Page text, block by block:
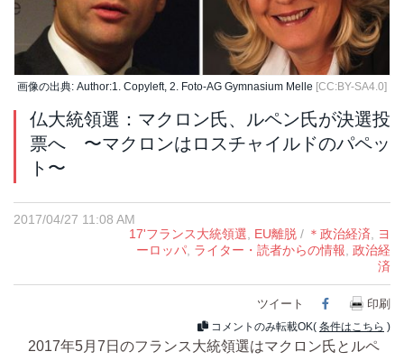
画像の出典: Author:1. Copyleft, 2. Foto-AG Gymnasium Melle [CC:BY-SA4.0]
仏大統領選：マクロン氏、ルペン氏が決選投
票へ 〜マクロンはロスチャイルドのパペッ
ト〜
2017/04/27 11:08 AM
17'フランス大統領選, EU離脱 / ＊政治経済, ヨ
ーロッパ, ライター・読者からの情報, 政治経
済
ツイート Facebook
印刷
コメントのみ転載OK( 条件はこちら )
2017年5月7日のフランス大統領選はマクロン氏とルペ